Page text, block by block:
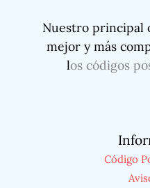
Nuestro principal
mejor y más
los códigos
Código